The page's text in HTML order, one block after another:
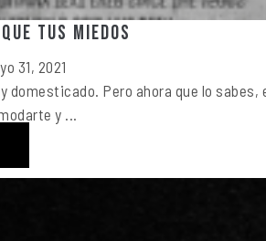
tus miedos
31, 2021
domesticado. Pero ahora que lo
y ...